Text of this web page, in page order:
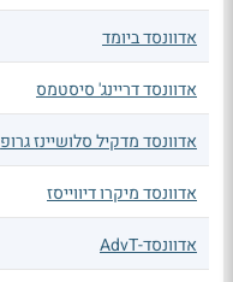
אדוונסד ביומד
אדוונסד דריינג' סיסטמס
אדוונסד מדקיל סלושיינז גרופ
אדוונסד מיקרו דיווייסז
אדוונסד-AdvT